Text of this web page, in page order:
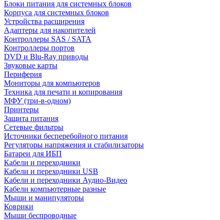
Блоки питания для системных блоков
Корпуса для системных блоков
Устройства расширения
Адаптеры для накопителей
Контроллеры SAS / SATA
Контроллеры портов
DVD и Blu-Ray приводы
Звуковые карты
Периферия
Мониторы для компьютеров
Техника для печати и копирования
МФУ (три-в-одном)
Принтеры
Защита питания
Сетевые фильтры
Источники бесперебойного питания
Регуляторы напряжения и стабилизаторы
Батареи для ИБП
Кабели и переходники
Кабели и переходники USB
Кабели и переходники Аудио-Видео
Кабели компьютерные разные
Мыши и манипуляторы
Коврики
Мыши беспроводные